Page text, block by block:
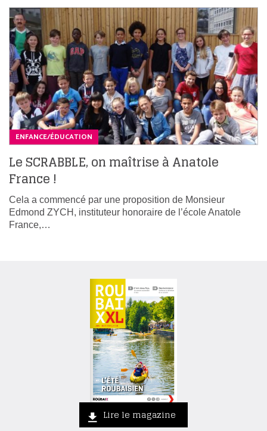
ENFANCE/ÉDUCATION
Le SCRABBLE, on maîtrise à Anatole
France !
Cela a commencé par une proposition de Monsieur
Edmond ZYCH, instituteur honoraire de l’école Anatole
France,…
Lire le magazine